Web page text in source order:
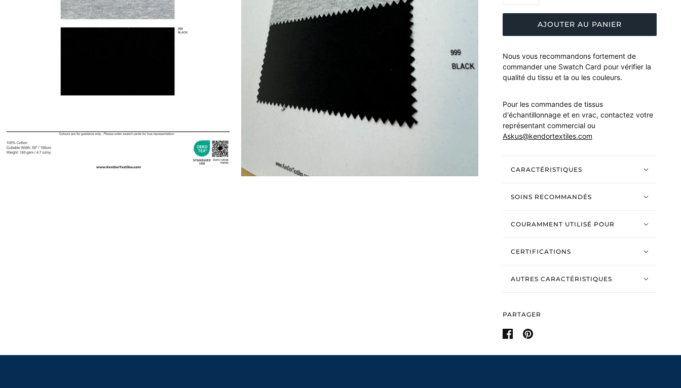
AJOUTER AU PANIER
Nous vous recommandons fortement de
commander une Swatch Card pour vérifier la
qualité du tissu et la ou les couleurs.
Pour les commandes de tissus
d'échantillonnage et en vrac, contactez votre
représentant commercial ou
Askus@kendortextiles.com
CARACTÉRISTIQUES
SOINS RECOMMANDÉS
COURAMMENT UTILISÉ POUR
CERTIFICATIONS
AUTRES CARACTÉRISTIQUES
PARTAGER